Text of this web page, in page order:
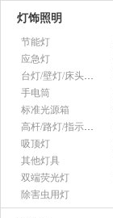
灯饰照明
节能灯
应急灯
台灯/壁灯/床头灯/落地灯
手电筒
标准光源箱
高杆/路灯/指示灯类
吸顶灯
其他灯具
双端荧光灯
除害虫用灯